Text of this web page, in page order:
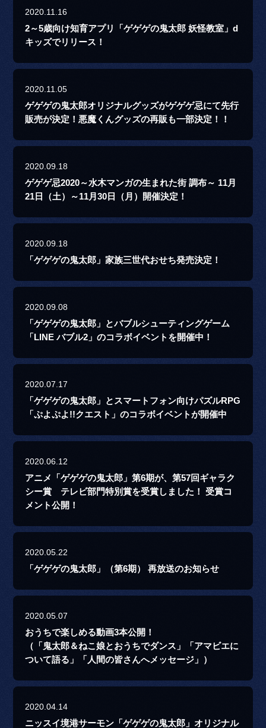
2020.11.16
2～5歳向け知育アプリ「ゲゲゲの鬼太郎 妖怪教室」d
キッズでリリース！
2020.11.05
ゲゲゲの鬼太郎オリジナルグッズがゲゲゲ忌にて先行
販売が決定！悪魔くんグッズの再販も一部決定！！
2020.09.18
ゲゲゲ忌2020～水木マンガの生まれた街 調布～ 11月
21日（土）～11月30日（月）開催決定！
2020.09.18
「ゲゲゲの鬼太郎」家族三世代おせち発売決定！
2020.09.08
「ゲゲゲの鬼太郎」とバブルシューティングゲーム
「LINE バブル2」のコラボイベントを開催中！
2020.07.17
「ゲゲゲの鬼太郎」とスマートフォン向けパズルRPG
「ぷよぷよ!!クエスト」のコラボイベントが開催中
2020.06.12
アニメ「ゲゲゲの鬼太郎」第6期が、第57回ギャラク
シー賞 テレビ部門特別賞を受賞しました！ 受賞コ
メント公開！
2020.05.22
「ゲゲゲの鬼太郎」（第6期） 再放送のお知らせ
2020.05.07
おうちで楽しめる動画3本公開！
（「鬼太郎＆ねこ娘とおうちでダンス」「アマビエに
ついて語る」「人間の皆さんへメッセージ」）
2020.04.14
ニッスイ境港サーモン「ゲゲゲの鬼太郎」オリジナル